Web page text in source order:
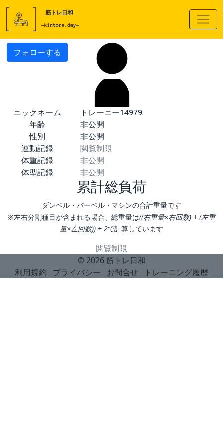
フォローする
ニックネーム
トレーニー14979
年齢
非公開
性別
非公開
運動記録
閲覧制限
体重記録
非公開
体型記録
非公開
累計総負荷
ダンベル・バーベル・マシンの合計重量です
※左右分割種目が含まれる場合、総重量は((右重量×右回数) + (左重
量×左回数)) ÷ 2で計算しています
閲覧制限
© 2026 筋トレ日和
利用規約
プライバシー お問合せ トレーニング履歴